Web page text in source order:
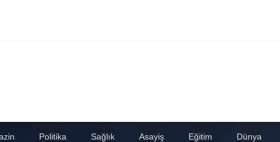
Politika Sağlık Asayiş Eğitim Dünya